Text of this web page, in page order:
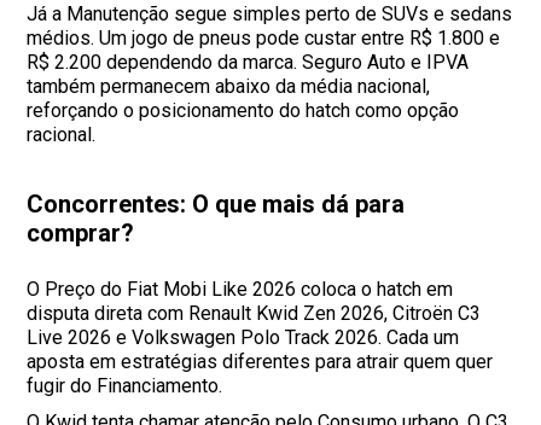
Já a Manutenção segue simples perto de SUVs e sedans
médios. Um jogo de pneus pode custar entre R$ 1.800 e
R$ 2.200 dependendo da marca. Seguro Auto e IPVA
também permanecem abaixo da média nacional,
reforçando o posicionamento do hatch como opção
racional.
Concorrentes: O que mais dá para
comprar?
O Preço do Fiat Mobi Like 2026 coloca o hatch em
disputa direta com Renault Kwid Zen 2026, Citroën C3
Live 2026 e Volkswagen Polo Track 2026. Cada um
aposta em estratégias diferentes para atrair quem quer
fugir do Financiamento.